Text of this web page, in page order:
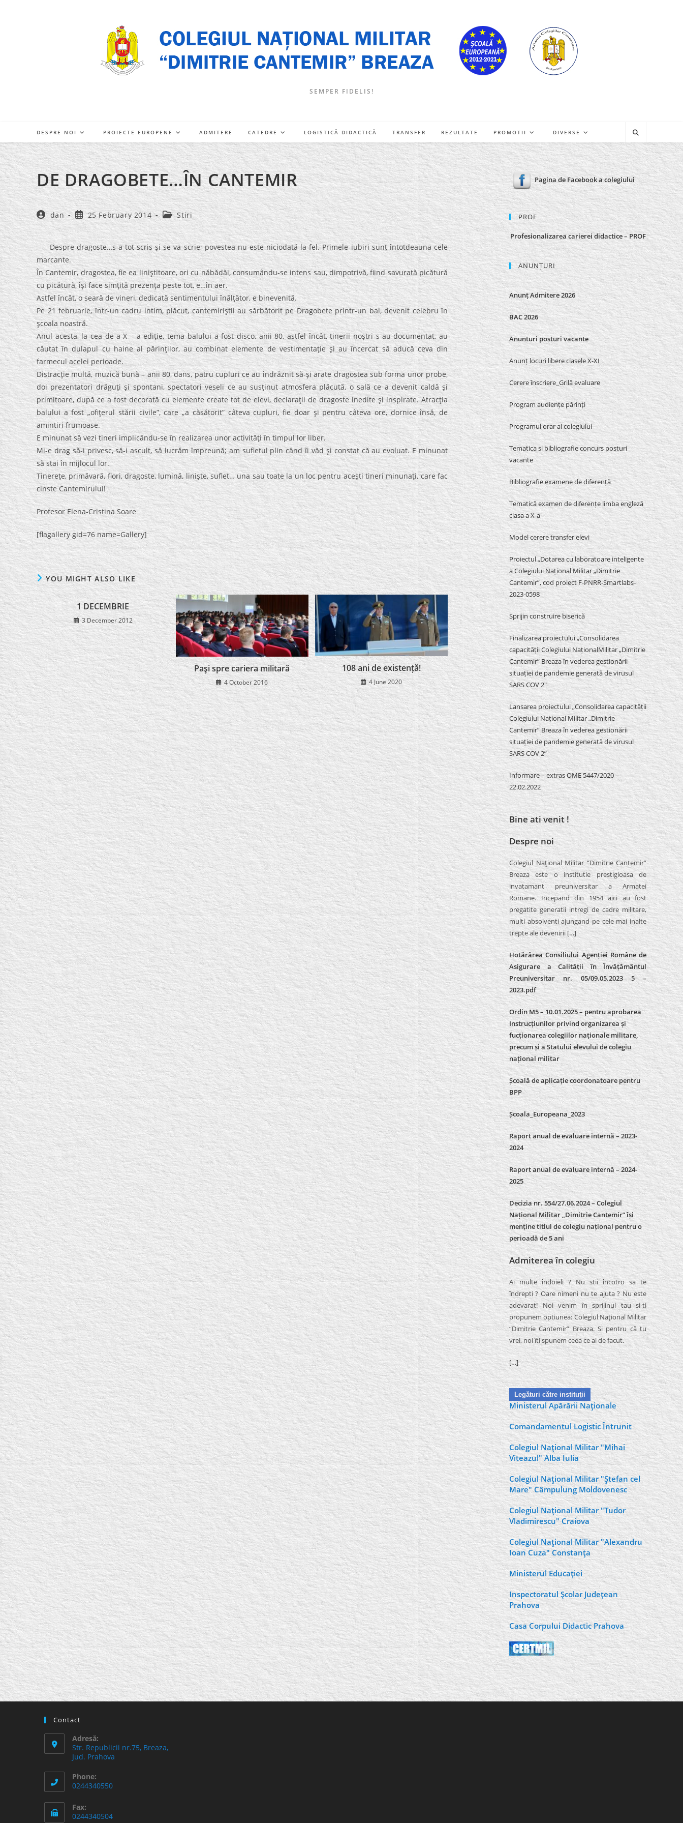
SEMPER FIDELIS!
DESPRE NOI PROIECTE EUROPENE ADMITERE CATEDRE LOGISTICĂ DIDACTICĂ TRANSFER REZULTATE PROMOTII DIVERSE
DE DRAGOBETE…ÎN CANTEMIR
Post
author:
dan
Post
published:
25 February 2014
Post
category:
Stiri
Despre dragoste…s-a tot scris şi se va scrie; povestea nu este niciodată la fel. Primele iubiri sunt întotdeauna cele
marcante.
În Cantemir, dragostea, fie ea liniştitoare, ori cu năbădăi, consumându-se intens sau, dimpotrivă, fiind savurată picătură
cu picătură, îşi face simţită prezenţa peste tot, e…în aer.
Astfel încât, o seară de vineri, dedicată sentimentului înălţător, e binevenită.
Pe 21 februarie, într-un cadru intim, plăcut, cantemiriştii au sărbătorit pe Dragobete printr-un bal, devenit celebru în
şcoala noastră.
Anul acesta, la cea de-a X – a ediţie, tema balului a fost disco, anii 80, astfel încât, tinerii noştri s-au documentat, au
căutat în dulapul cu haine al părinţilor, au combinat elemente de vestimentaţie şi au încercat să aducă ceva din
farmecul acelei perioade.
Distracţie multă, muzică bună – anii 80, dans, patru cupluri ce au îndrăznit să-şi arate dragostea sub forma unor probe,
doi prezentatori drăguţi şi spontani, spectatori veseli ce au susţinut atmosfera plăcută, o sală ce a devenit caldă şi
primitoare, după ce a fost decorată cu elemente create tot de elevi, declaraţii de dragoste inedite şi inspirate. Atracţia
balului a fost „ofiţerul stării civile”, care „a căsătorit” câteva cupluri, fie doar şi pentru câteva ore, dornice însă, de
amintiri frumoase.
E minunat să vezi tineri implicându-se în realizarea unor activităţi în timpul lor liber.
Mi-e drag să-i privesc, să-i ascult, să lucrăm împreună; am sufletul plin când îi văd şi constat că au evoluat. E minunat
să stai în mijlocul lor.
Tinereţe, primăvară, flori, dragoste, lumină, linişte, suflet… una sau toate la un loc pentru aceşti tineri minunaţi, care fac
cinste Cantemirului!
Profesor Elena-Cristina Soare
[flagallery gid=76 name=Gallery]
YOU MIGHT ALSO LIKE
1 DECEMBRIE
3 December 2012
Paşi spre cariera militară
4 October 2016
108 ani de existență!
4 June 2020
Pagina de Facebook a colegiului
PROF
Profesionalizarea carierei didactice – PROF
ANUNȚURI
Anunț Admitere 2026
BAC 2026
Anunturi posturi vacante
Anunț locuri libere clasele X-XI
Cerere înscriere_Grilă evaluare
Program audiențe părinți
Programul orar al colegiului
Tematica si bibliografie concurs posturi
vacante
Bibliografie examene de diferență
Tematică examen de diferențe limba engleză
clasa a X-a
Model cerere transfer elevi
Proiectul „Dotarea cu laboratoare inteligente
a Colegiului Național Militar „Dimitrie
Cantemir”, cod proiect F-PNRR-Smartlabs-
2023-0598
Sprijin construire biserică
Finalizarea proiectului „Consolidarea
capacității Colegiului NaționalMilitar „Dimitrie
Cantemir” Breaza în vederea gestionării
situației de pandemie generată de virusul
SARS COV 2″
Lansarea proiectului „Consolidarea capacității
Colegiului Național Militar „Dimitrie
Cantemir” Breaza în vederea gestionării
situației de pandemie generată de virusul
SARS COV 2”
Informare – extras OME 5447/2020 –
22.02.2022
Bine ati venit !
Despre noi
Colegiul Naţional Militar “Dimitrie Cantemir”
Breaza este o institutie prestigioasa de
invatamant preuniversitar a Armatei
Romane. Incepand din 1954 aici au fost
pregatite generatii intregi de cadre militare,
multi absolventi ajungand pe cele mai inalte
trepte ale devenirii […]
Hotărârea Consiliului Agenției Române de
Asigurare a Calității în Învățământul
Preuniversitar nr. 05/09.05.2023 5 –
2023.pdf
Ordin M5 – 10.01.2025 – pentru aprobarea
Instrucțiunilor privind organizarea și
fucționarea colegiilor naționale militare,
precum și a Statului elevului de colegiu
național militar
Școală de aplicație coordonatoare pentru
BPP
Școala_Europeana_2023
Raport anual de evaluare internă – 2023-
2024
Raport anual de evaluare internă –2024-
2025
Decizia nr. 554/27.06.2024 – Colegiul
Național Militar „Dimitrie Cantemir” își
menține titlul de colegiu național pentru o
perioadă de 5 ani
Admiterea în colegiu
Ai multe îndoieli ? Nu stii încotro sa te
îndrepti ? Oare nimeni nu te ajuta ? Nu este
adevarat! Noi venim în sprijinul tau si-ti
propunem optiunea: Colegiul Naţional Militar
“Dimitrie Cantemir” Breaza. Si pentru că tu
vrei, noi îti spunem ceea ce ai de facut.
[…]
Legături către instituţii
Ministerul Apărării Naţionale
Comandamentul Logistic Întrunit
Colegiul Naţional Militar "Mihai
Viteazul" Alba Iulia
Colegiul Naţional Militar "Ştefan cel
Mare" Câmpulung Moldovenesc
Colegiul Naţional Militar "Tudor
Vladimirescu" Craiova
Colegiul Naţional Militar "Alexandru
Ioan Cuza" Constanţa
Ministerul Educaţiei
Inspectoratul Şcolar Judeţean
Prahova
Casa Corpului Didactic Prahova
Contact
Adresă:
Str. Republicii nr.75, Breaza,
Jud. Prahova
Phone:
0244340550
Fax:
0244340504